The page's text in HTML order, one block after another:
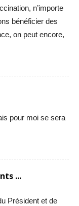
n’importe
bénéficier des
on peut encore,
pour moi se sera
...
Président et de